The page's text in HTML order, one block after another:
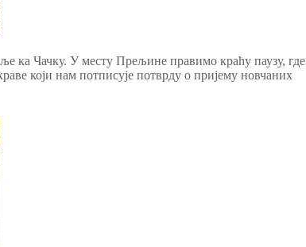
ка Чачку. У месту Прељине правимо краћу паузу, где
који нам потписује потврду о пријему новчаних